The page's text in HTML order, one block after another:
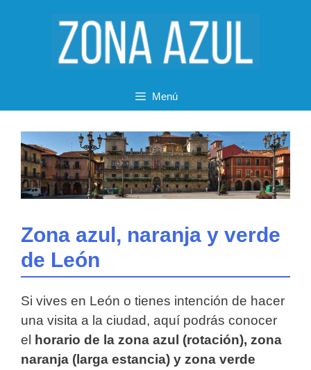
Menú
Zona azul, naranja y verde
de León
Si vives en León o tienes intención de hacer
una visita a la ciudad, aquí podrás conocer
el horario de la zona azul (rotación), zona
naranja (larga estancia) y zona verde